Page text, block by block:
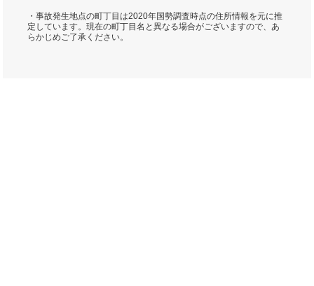
・事故発生地点の町丁目は2020年国勢調査時点の住所情報を元に推
定しています。現在の町丁目名と異なる場合がございますので、あ
らかじめご了承ください。